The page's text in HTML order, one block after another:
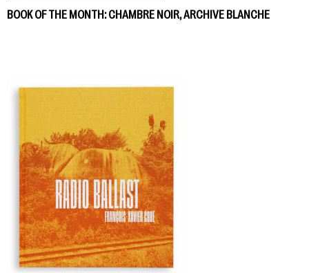
BOOK OF THE MONTH: CHAMBRE NOIR, ARCHIVE BLANCHE